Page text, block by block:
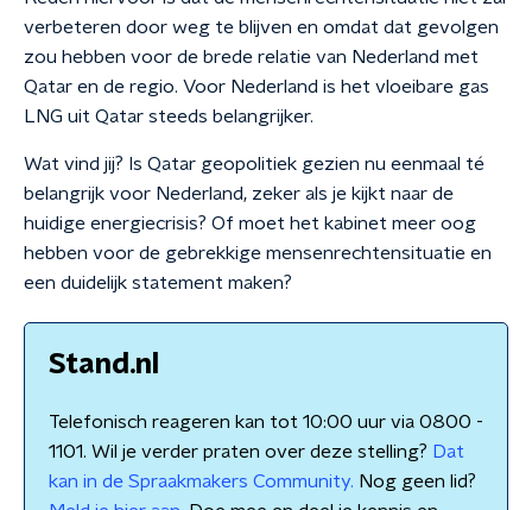
verbeteren door weg te blijven en omdat dat gevolgen
zou hebben voor de brede relatie van Nederland met
Qatar en de regio. Voor Nederland is het vloeibare gas
LNG uit Qatar steeds belangrijker.
Wat vind jij? Is Qatar geopolitiek gezien nu eenmaal té
belangrijk voor Nederland, zeker als je kijkt naar de
huidige energiecrisis? Of moet het kabinet meer oog
hebben voor de gebrekkige mensenrechtensituatie en
een duidelijk statement maken?
Stand.nl
Telefonisch reageren kan tot 10:00 uur via 0800 -
1101. Wil je verder praten over deze stelling? Dat
kan in de Spraakmakers Community. Nog geen lid?